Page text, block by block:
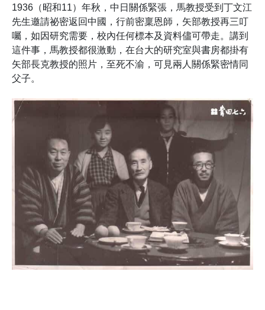
1936（昭和11）年秋，中日關係緊張，馬教授受到丁文江
先生邀請祕密返回中國，行前密稟恩師，矢部教授再三叮
囑，如因研究需要，校內任何標本及資料儘可帶走。講到
這件事，馬教授都很激動，在台大的研究室與書房都掛有
矢部長克教授的照片，至死不渝，可見兩人關係緊密情同
父子。